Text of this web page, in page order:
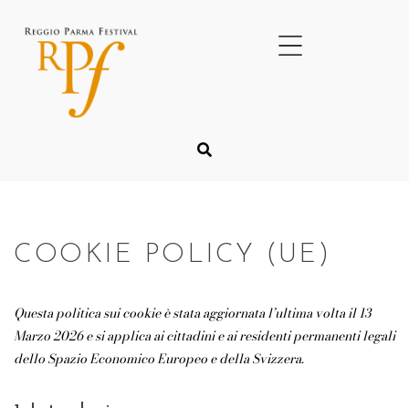
COOKIE POLICY (UE)
Questa politica sui cookie è stata aggiornata l’ultima volta il 13
Marzo 2026 e si applica ai cittadini e ai residenti permanenti legali
dello Spazio Economico Europeo e della Svizzera.